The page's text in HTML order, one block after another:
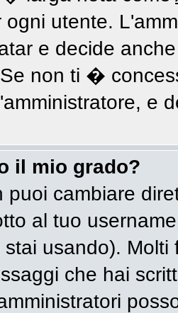
ogni utente.
e decide
non ti �
e
il mio grado?
puoi cambiare
al tuo
usando).
che hai